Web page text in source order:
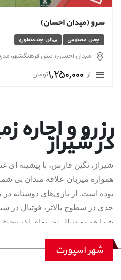
سرو (میدان احسان)
چمن مصنوعی سالن چندمنظوره
میدان احسان، نبش فرهنگشهر،
از 1,250,000تومان
رزرو و اجاره
در شیراز
شیراز، نگین فارس، با پیشینه ای
همواره میزبان علاقه مندان بی
بوده است. از بازی‌های دوستانه
جدی در سطوح بالاتر، فوتبال در
شما هم به دنبال تجربه‌ای
زمین فوتبال در شیراز، بهترین
می دهد. دیگر نیازی به صرف وقت و
شهر اسپورت